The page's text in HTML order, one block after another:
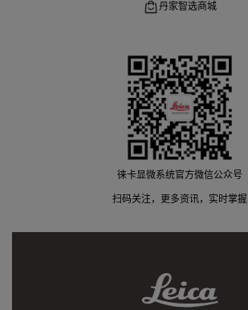
丹家智选商城
徕卡显微系统官方微信公众号
扫码关注，更多资讯，实时掌握
Leica
Link